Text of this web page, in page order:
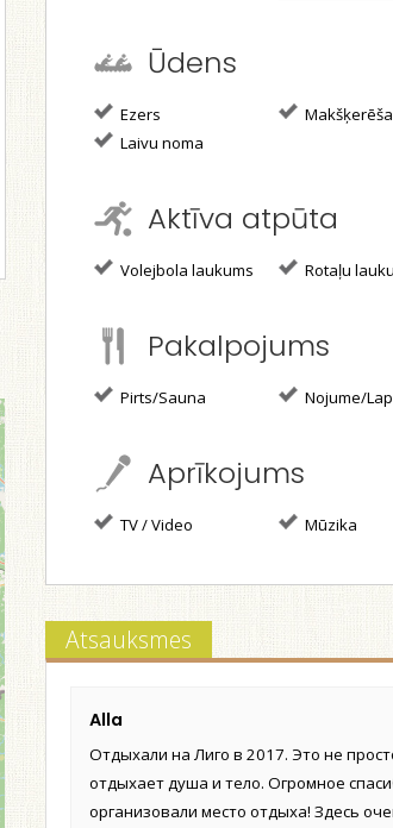
Ūdens
Ezers
Laivu noma
Aktīva atpūta
Volejbola laukums Rotaļu
Pakalpojums
Pirts/Sauna Nojume/
Aprīkojums
TV / Video Mūzika
Atsauksmes
Alla
Отдыхали на Лиго в 2017. Это не
отдыхает душа и тело. Огромное
организовали место отдыха! Здесь